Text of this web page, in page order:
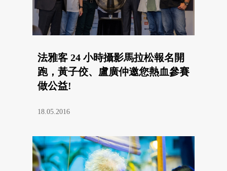
法雅客 24 小時攝影馬拉松報名開
跑，黃子佼、盧廣仲邀您熱血參賽
做公益!
18.05.2016